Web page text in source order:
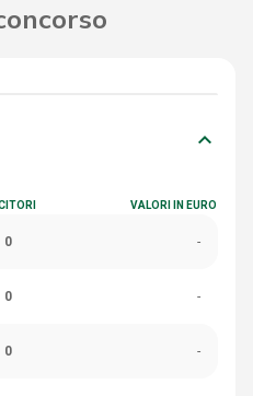
keyboard_arrow_down
VALORI IN EURO
0 -
0 -
0 -